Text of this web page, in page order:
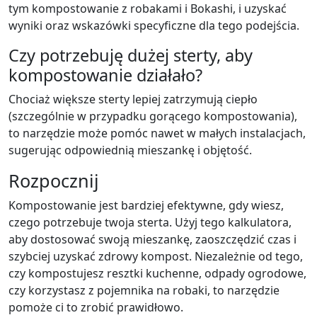
tym kompostowanie z robakami i Bokashi, i uzyskać
wyniki oraz wskazówki specyficzne dla tego podejścia.
Czy potrzebuję dużej sterty, aby
kompostowanie działało?
Chociaż większe sterty lepiej zatrzymują ciepło
(szczególnie w przypadku gorącego kompostowania),
to narzędzie może pomóc nawet w małych instalacjach,
sugerując odpowiednią mieszankę i objętość.
Rozpocznij
Kompostowanie jest bardziej efektywne, gdy wiesz,
czego potrzebuje twoja sterta. Użyj tego kalkulatora,
aby dostosować swoją mieszankę, zaoszczędzić czas i
szybciej uzyskać zdrowy kompost. Niezależnie od tego,
czy kompostujesz resztki kuchenne, odpady ogrodowe,
czy korzystasz z pojemnika na robaki, to narzędzie
pomoże ci to zrobić prawidłowo.